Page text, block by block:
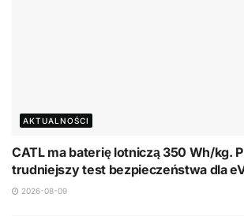
AKTUALNOŚCI
CATL ma baterię lotniczą 350 Wh/kg.
trudniejszy test bezpieczeństwa dla
2026-08-09